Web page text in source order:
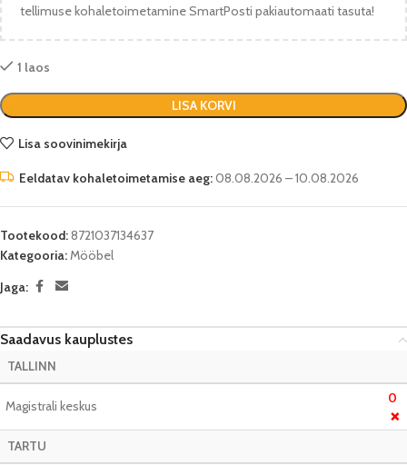
tellimuse kohaletoimetamine SmartPosti pakiautomaati tasuta!
1 laos
LISA KORVI
Lisa soovinimekirja
Eeldatav kohaletoimetamise aeg:08.08.2026 – 10.08.2026
Tootekood:8721037134637
Kategooria:Mööbel
Jaga:
Saadavus kauplustes
TALLINN
Magistrali keskus 0
❌
TARTU